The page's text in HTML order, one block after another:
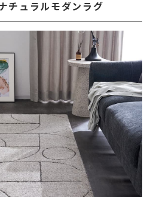
チュラルモダンラグ